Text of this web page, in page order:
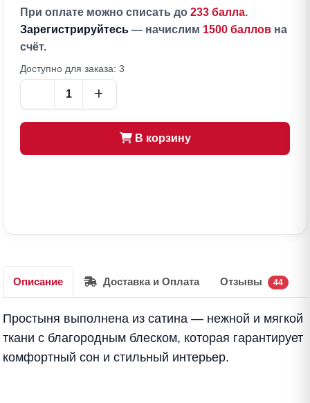
При оплате можно списать до 233 балла.
Зарегистрируйтесь — начислим 1500 баллов на
счёт.
Доступно для заказа: 3
В корзину
Описание Доставка и Оплата Отзывы 44
Простыня выполнена из сатина — нежной и мягкой
ткани с благородным блеском, которая гарантирует
комфортный сон и стильный интерьер.